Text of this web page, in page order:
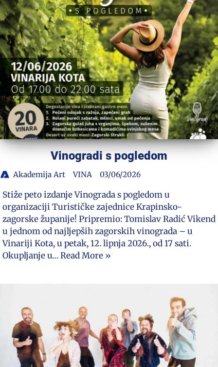
Vinogradi s pogledom
Akademija Art VINA 03/06/2026
Stiže peto izdanje Vinograda s pogledom u
organizaciji Turističke zajednice Krapinsko-
zagorske županije! Pripremio: Tomislav Radić Vikend
u jednom od najljepših zagorskih vinograda – u
Vinariji Kota, u petak, 12. lipnja 2026., od 17 sati.
Okupljanje u…Read More »